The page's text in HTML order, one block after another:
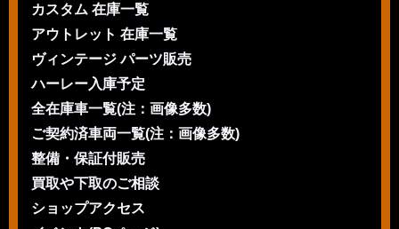
カスタム 在庫一覧
アウトレット 在庫一覧
ヴィンテージ パーツ販売
ハーレー入庫予定
全在庫車一覧(注：画像多数)
ご契約済車両一覧(注：画像多数)
整備・保証付販売
買取や下取のご相談
ショップアクセス